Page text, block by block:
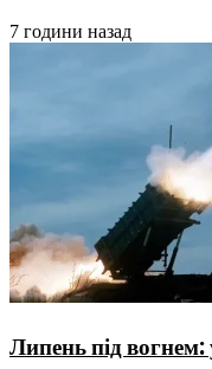
7 години назад
Липень під